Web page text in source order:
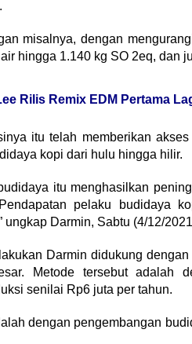
misalnya, dengan
hingga 1.140 kg SO 2eq, dan
Rilis Remix EDM Pertama
itu telah memberikan
kopi dari hulu hingga hilir.
itu menghasilkan
pelaku budidaya
ungkap Darmin, Sabtu (4/12/
Darmin didukung
Metode tersebut adalah
senilai Rp6 juta per tahun.
dengan pengembangan